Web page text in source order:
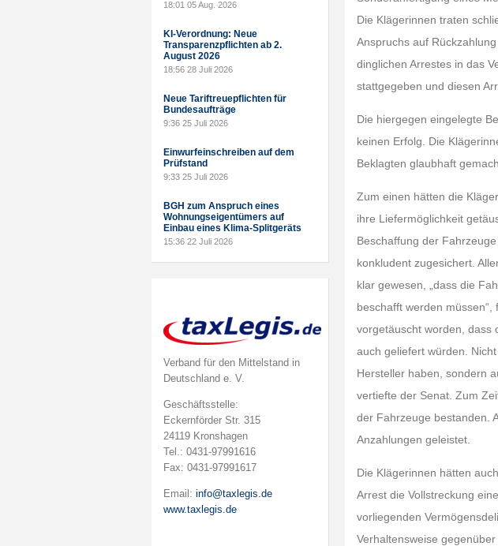
18:01 05 Aug. 2026
KI-Verordnung: Neue
Transparenzpflichten ab 2.
August 2026
18:56 28 Juli 2026
Neue Tariftreuepflichten für
Bundesaufträge
9:36 25 Juli 2026
Einwurfeinschreiben auf dem
Prüfstand
9:33 25 Juli 2026
BGH zum Anspruch eines
Wohnungseigentümers auf
Einbau eines Klima-Splitgeräts
15:36 22 Juli 2026
Verband für den Mittelstand in
Deutschland e. V.
Geschäftsstelle:
Eckernförder Str. 315
24119 Kronshagen
Tel.: 0431-97991616
Fax: 0431-97991617
Email: info@taxlegis.de
www.taxlegis.de
Die Klägerinnen traten
Anspruchs auf
dinglichen Arrestes in das
stattgegeben und diesen
Die hiergegen eingelegte
keinen Erfolg. Die
Beklagten glaubhaft
Zum einen hätten die
ihre Liefermöglichkeit
Beschaffung der
konkludent zugesichert.
klar gewesen, „dass die
beschafft werden
vorgetäuscht worden, dass
auch geliefert würden.
Hersteller haben, sondern
vertiefte der Senat. Zum
der Fahrzeuge bestanden.
Anzahlungen geleistet.
Die Klägerinnen hätten
Arrest die Vollstreckung
vorliegenden
Verhaltensweise